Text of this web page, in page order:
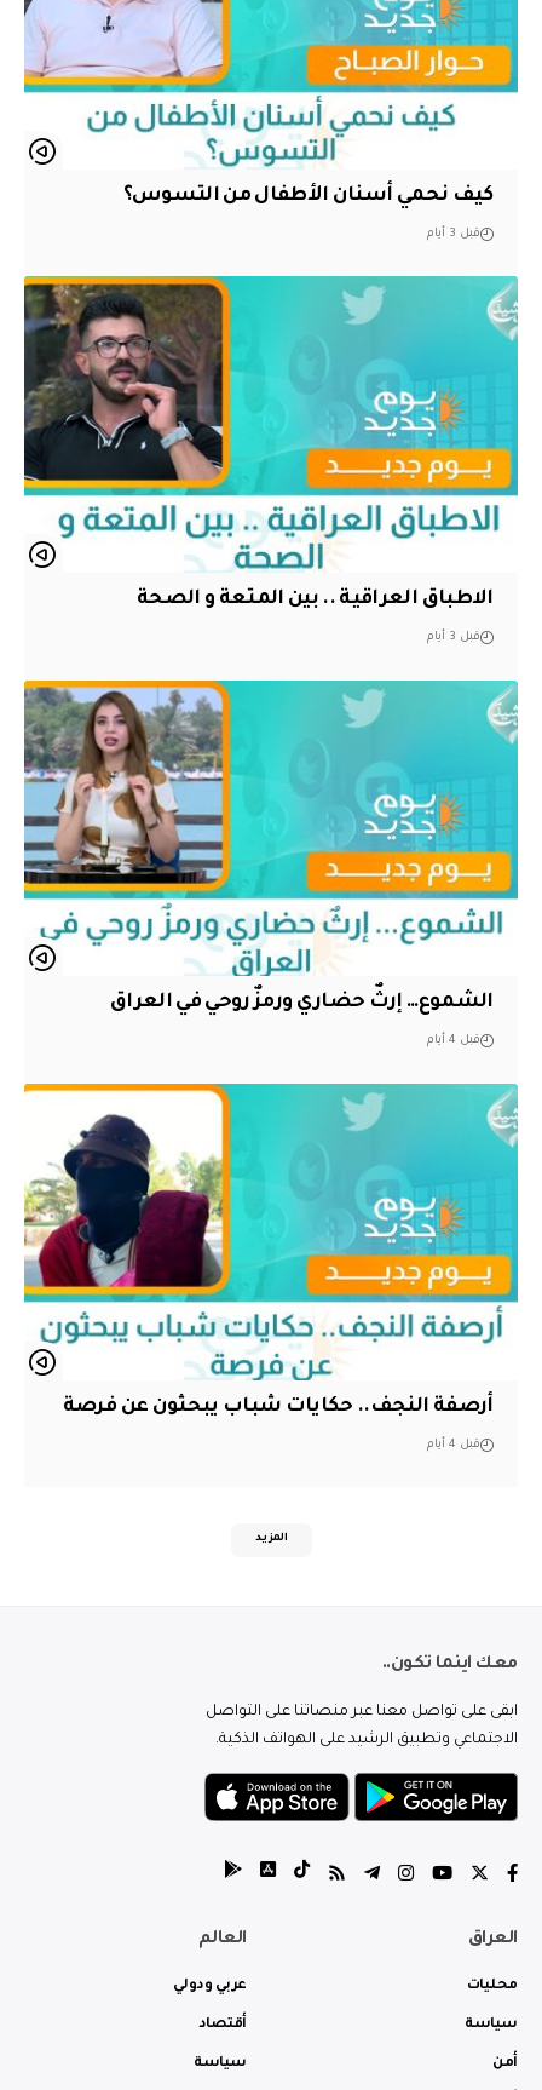
كيف نحمي أسنان الأطفال من التسوس؟
قبل 3 أيام
الاطباق العراقية .. بين المتعة و الصحة
قبل 3 أيام
الشموع… إرثٌ حضاري ورمزٌ روحي في العراق
قبل 4 أيام
أرصفة النجف.. حكايات شباب يبحثون عن فرصة
قبل 4 أيام
المزيد
معك اينما تكون..
ابقى على تواصل معنا عبر منصاتنا على التواصل
الاجتماعي وتطبيق الرشيد على الهواتف الذكية.
العراق
محليات
سياسة
أمن
العالم
عربي ودولي
أقتصاد
سياسة